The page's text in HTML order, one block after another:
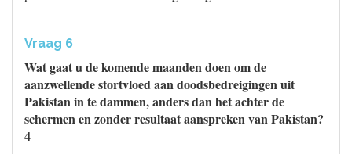
Vraag 6
Wat gaat u de komende maanden doen om de
aanzwellende stortvloed aan doodsbedreigingen uit
Pakistan in te dammen, anders dan het achter de
schermen en zonder resultaat aanspreken van Pakistan?
4